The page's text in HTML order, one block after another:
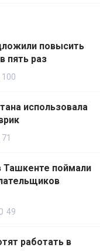
повысить
пять раз
100
использовала
71
Ташкенте поймали
49
работать в